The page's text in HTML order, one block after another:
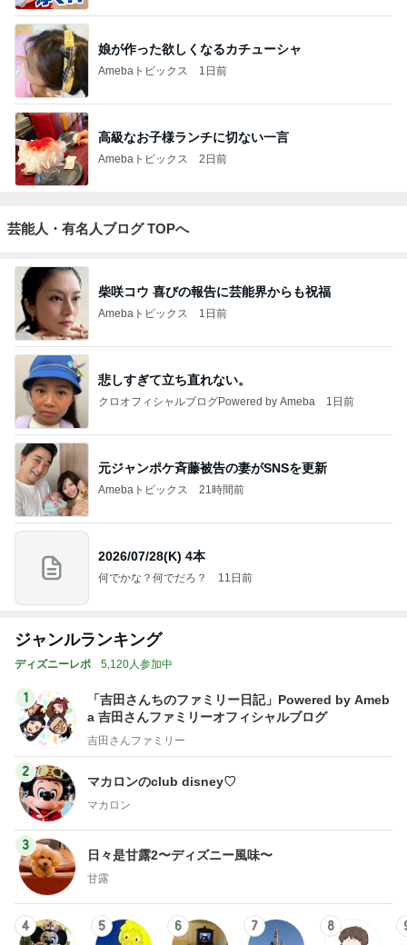
娘が作った欲しくなるカチューシャ
Amebaトピックス 1日前
高級なお子様ランチに切ない一言
Amebaトピックス 2日前
芸能人・有名人ブログ TOPへ
柴咲コウ 喜びの報告に芸能界からも祝福
Amebaトピックス 1日前
悲しすぎて立ち直れない。
クロオフィシャルブログPowered by Ameba 1日前
元ジャンポケ斉藤被告の妻がSNSを更新
Amebaトピックス 21時間前
2026/07/28(K) 4本
何でかな？何でだろ？ 11日前
ジャンルランキング
ディズニーレポ 5,120人参加中
1
「吉田さんちのファミリー日記」Powered by Ameb
a 吉田さんファミリーオフィシャルブログ
吉田さんファミリー
2
マカロンのclub disney♡
マカロン
3
日々是甘露2〜ディズニー風味〜
甘露
4 5 6 7 8